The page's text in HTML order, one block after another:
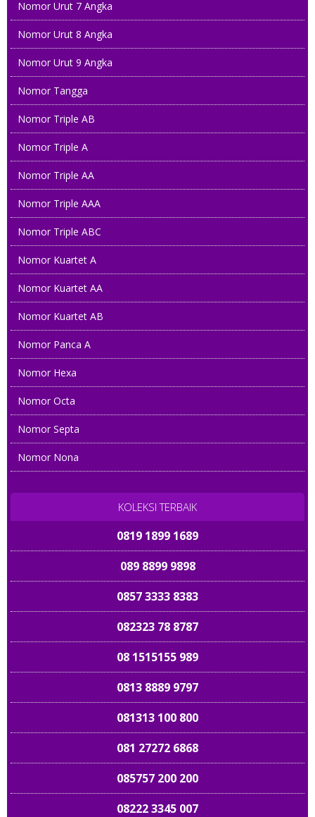
Nomor Urut 7 Angka
Nomor Urut 8 Angka
Nomor Urut 9 Angka
Nomor Tangga
Nomor Triple AB
Nomor Triple A
Nomor Triple AA
Nomor Triple AAA
Nomor Triple ABC
Nomor Kuartet A
Nomor Kuartet AA
Nomor Kuartet AB
Nomor Panca A
Nomor Hexa
Nomor Octa
Nomor Septa
Nomor Nona
KOLEKSI TERBAIK
0819 1899 1689
089 8899 9898
0857 3333 8383
082323 78 8787
08 1515155 989
0813 8889 9797
081313 100 800
081 27272 6868
085757 200 200
08222 3345 007